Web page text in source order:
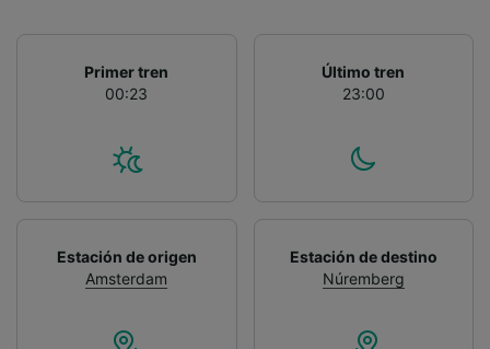
Primer tren
00:23
Último tren
23:00
Estación de origen
Amsterdam
Estación de destino
Núremberg